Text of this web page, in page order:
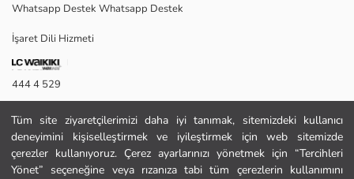
Tüm site ziyaretçilerimizi daha iyi tanımak, sitemizdeki kullanıcı
deneyimini kişiselleştirmek ve iyileştirmek için web sitemizde
çerezler kullanıyoruz. Çerez ayarlarınızı yönetmek için “Tercihleri
Yönet” seçeneğine veya rızanıza tabi tüm çerezlerin kullanımını
Ana Kumaş:
Menşei:
Satıcı:
Marka:
Cinsiyet:
Kalıp:
Kumaş:
Bel Fiti:
Kalınlık:
Whatsapp Destek Whatsapp Destek
İşaret Dili Hizmeti
444 4 529
İletişim Formu
444 4 529